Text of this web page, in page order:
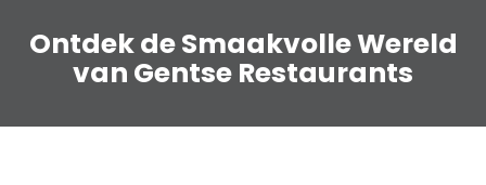
Ontdek de Smaakvolle Wereld
van Gentse Restaurants